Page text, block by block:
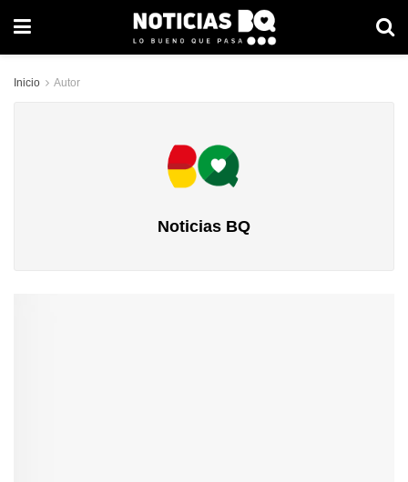
Inicio Autor
Noticias BQ